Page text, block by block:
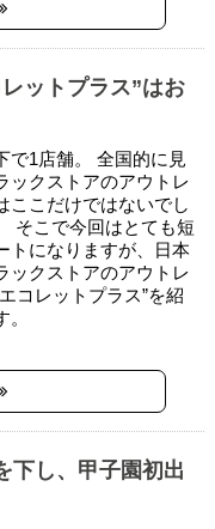
ットプラス”はお
で1店舗。 全国的に見
ックストアのアウトレ
ここだけではないでし
そこで今回はとても短
トになりますが、日本
ックストアのアウトレ
コレットプラス”を紹
下し、甲子園初出